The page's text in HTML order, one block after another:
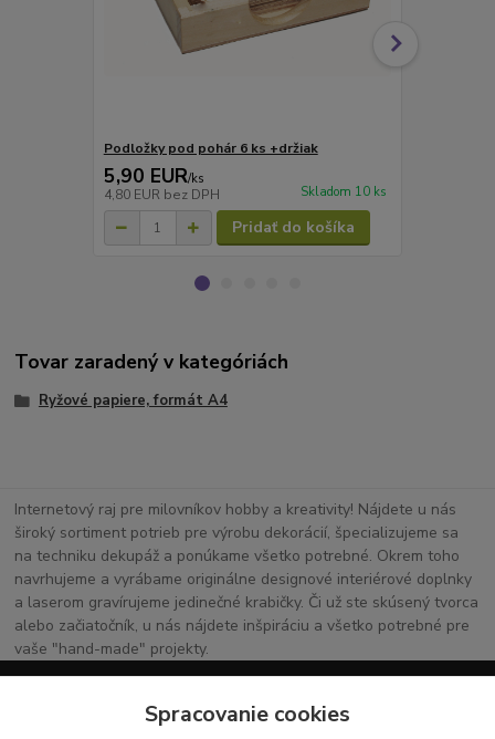
Podložky pod pohár 6 ks +držiak
5,90 EUR/ks
4,80 EUR bez DPH Skladom 10 ks
Pridať do košíka
Tovar zaradený v kategóriách
Ryžové papiere, formát A4
Internetový raj pre milovníkov hobby a kreativity! Nájdete u nás
široký sortiment potrieb pre výrobu dekorácií, špecializujeme sa
na techniku dekupáž a ponúkame všetko potrebné. Okrem toho
navrhujeme a vyrábame originálne designové interiérové doplnky
a laserom gravírujeme jedinečné krabičky. Či už ste skúsený tvorca
alebo začiatočník, u nás nájdete inšpiráciu a všetko potrebné pre
vaše "hand-made" projekty.
Vaša kreatívna oáza online!Spracovanie cookies